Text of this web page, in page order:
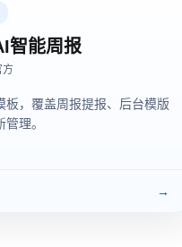
智能周报
方
板，覆盖周报提报、后台模版
理。
→